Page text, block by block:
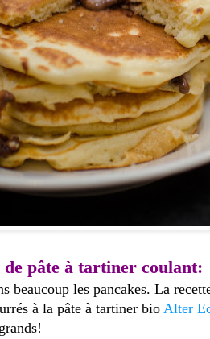
pâte à tartiner coulant:
beaucoup les pancakes. La
à la pâte à tartiner bio Alter